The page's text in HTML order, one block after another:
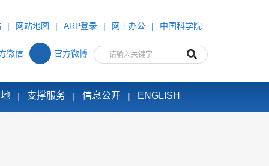
| 网站地图 | ARP登录 | 网上办公 | 中国科学院
微信 官方微博
| 支撑服务 | 信息公开 | ENGLISH